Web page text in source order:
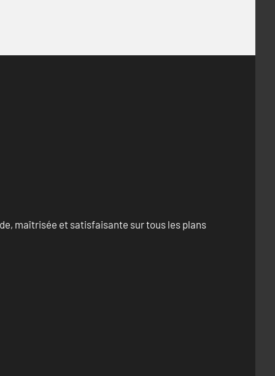
maîtrisée et satisfaisante sur tous les plans